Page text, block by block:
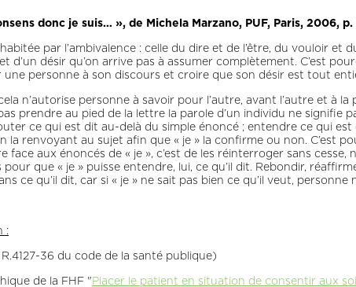
donc je suis… », de Michela Marzano, PUF, Paris, 2006, p.
par l’ambivalence : celle du dire et de l’être, du vouloir et
d’un désir qu’on arrive pas à assumer complètement. C’est
une personne à son discours et croire que son désir est tout
n’autorise personne à savoir pour l’autre, avant l’autre et à la
prendre au pied de la lettre la parole d’un individu ne signifie
ce qui est dit au-delà du simple énoncé ; entendre ce qui
la renvoyant au sujet afin que « je » la confirme ou non. C’est
face aux énoncés de « je », c’est de les réinterroger sans cesse,
que « je » puisse entendre, lui, ce qu’il dit. Rebondir,
ce qu’il dit, car si « je » ne sait pas bien ce qu’il veut, personne
:
36 du code de la santé publique)
de la FHF " Placer le patient en situation de consentir aux